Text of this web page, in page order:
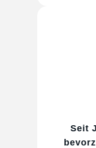
Seit